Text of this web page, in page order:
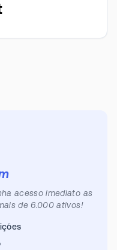
acesso imediato as
de 6.000 ativos!